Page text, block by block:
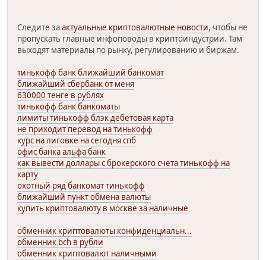
Следите заактуальные криптовалютные новости, чтобы не
пропускать главные инфоповоды в криптоиндустрии. Там
выходят материалы по рынку, регулированию и биржам.
тинькофф банк ближайший банкомат
ближайший сбербанк от меня
630000 тенге в рублях
тинькофф банк банкоматы
лимиты тинькофф блэк дебетовая карта
не приходит перевод на тинькофф
курс на лиговке на сегодня спб
офис банка альфа банк
как вывести доллары с брокерского счета тинькофф на
карту
охотный ряд банкомат тинькофф
ближайший пункт обмена валюты
купить криптовалюту в москве за наличные
обменник криптовалюты конфиденциальн...
обменник bch в рубли
обменник криптовалют наличными